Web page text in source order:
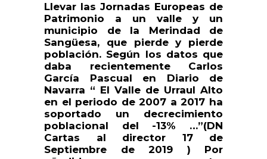
Llevar las Jornadas Europeas de
Patrimonio a un valle y un
municipio de la Merindad de
Sangüesa, que pierde y pierde
población. Según los datos que
daba recientemente Carlos
García Pascual en Diario de
Navarra “ El Valle de Urraul Alto
en el periodo de 2007 a 2017 ha
soportado un decrecimiento
poblacional del -13% …”(DN
Cartas al director 17 de
Septiembre de 2019 ) Por